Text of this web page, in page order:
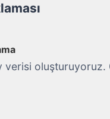
verisi oluşturuyoruz.